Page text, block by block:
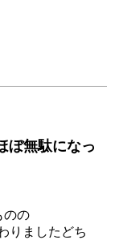
ぼ無駄になっ
のの
りましたどち